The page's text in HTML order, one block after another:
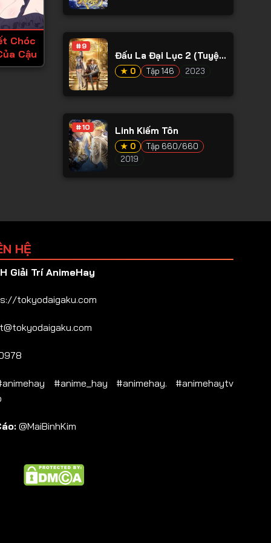
Chóc
Cậu
#9
Đấu La Đại Lục 2 (Tuyệt
Thế Đường Môn)
★ 0 Tập 146 2023
#10 Linh Kiếm Tôn
★ 0
Tập 660/660
2019
HỆ
Giải Trí AnimeHay
tokyodaigaku.com
#anime_hay #animehay. #animehaytv
@MaiBinhKim